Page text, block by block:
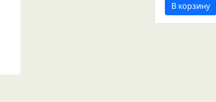
В корзину